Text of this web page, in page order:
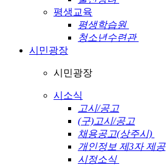
평생교육
평생학습원
청소년수련관
시민광장
시민광장
시소식
고시/공고
(구)고시/공고
채용공고(상주시)
개인정보 제3자 제공
시정소식